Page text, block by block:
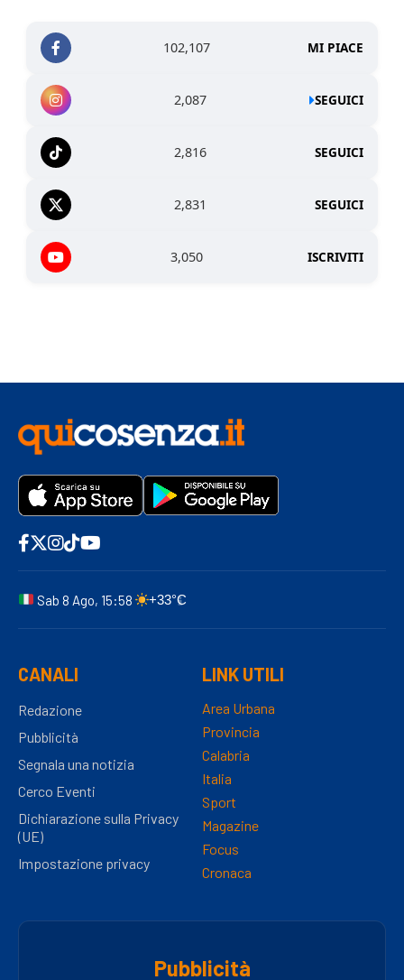
102,107 MI PIACE
2,087 SEGUICI
2,816 SEGUICI
2,831 SEGUICI
3,050 ISCRIVITI
Sab 8 Ago, 15:58 +33°C
CANALI
Redazione
Pubblicità
Segnala una notizia
Cerco Eventi
Dichiarazione sulla Privacy
(UE)
Impostazione privacy
LINK UTILI
Area Urbana
Provincia
Calabria
Italia
Sport
Magazine
Focus
Cronaca
Pubblicità